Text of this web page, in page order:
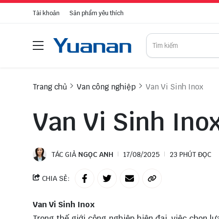
Tài khoản Sản phẩm yêu thích
Trang chủ Van công nghiệp Van Vi Sinh Inox
Van Vi Sinh
TÁC GIẢ NGỌC ANH 17/08/2025 23 PHÚT ĐỌC
CHIA SẺ:
Van Vi Sinh Inox